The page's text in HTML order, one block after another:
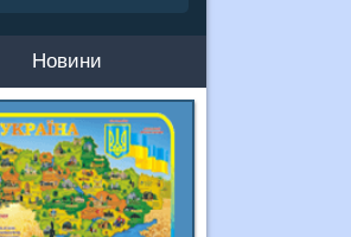
Новини